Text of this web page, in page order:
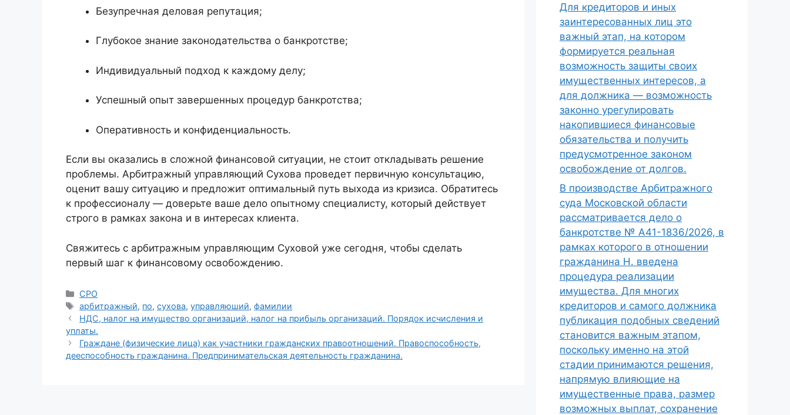
Безупречная деловая репутация;
Глубокое знание законодательства о банкротстве;
Индивидуальный подход к каждому делу;
Успешный опыт завершенных процедур банкротства;
Оперативность и конфиденциальность.
Если вы оказались в сложной финансовой ситуации, не стоит откладывать решение
проблемы. Арбитражный управляющий Сухова проведет первичную консультацию,
оценит вашу ситуацию и предложит оптимальный путь выхода из кризиса. Обратитесь
к профессионалу — доверьте ваше дело опытному специалисту, который действует
строго в рамках закона и в интересах клиента.
Свяжитесь с арбитражным управляющим Суховой уже сегодня, чтобы сделать
первый шаг к финансовому освобождению.
Рубрики
СРО
Метки
арбитражный, по,сухова,управляюший,фамилии
НДС, налог на имущество организаций, налог на прибыль организаций. Порядок исчисления и
уплаты.
Граждане (физические лица) как участники гражданских правоотношений. Правоспособность,
дееспособность гражданина. Предпринимательская деятельность гражданина.
Для кредиторов и иных
заинтересованных лиц это
важный этап, на котором
формируется реальная
возможность защиты своих
имущественных интересов, а
для должника — возможность
законно урегулировать
накопившиеся финансовые
обязательства и получить
предусмотренное законом
освобождение от долгов.
В производстве Арбитражного
суда Московской области
рассматривается дело о
банкротстве № А41-1836/2026, в
рамках которого в отношении
гражданина Н. введена
процедура реализации
имущества. Для многих
кредиторов и самого должника
публикация подобных сведений
становится важным этапом,
поскольку именно на этой
стадии принимаются решения,
напрямую влияющие на
имущественные права, размер
возможных выплат, сохранение